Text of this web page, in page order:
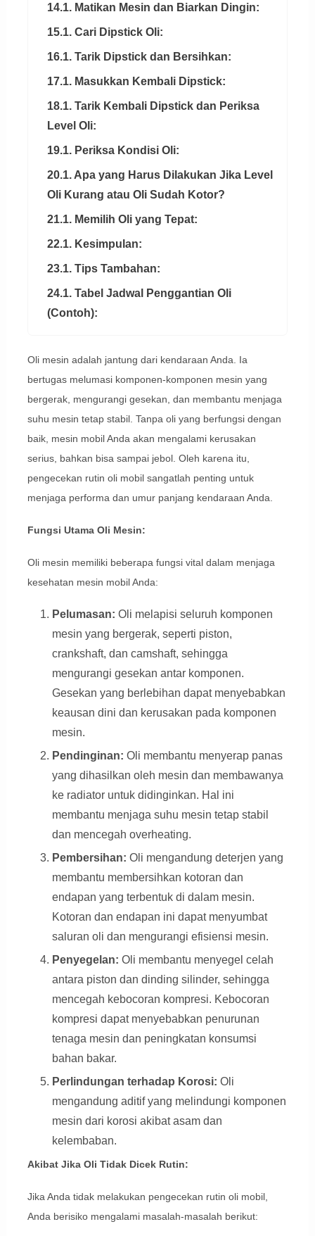
14.1. Matikan Mesin dan Biarkan Dingin:
15.1. Cari Dipstick Oli:
16.1. Tarik Dipstick dan Bersihkan:
17.1. Masukkan Kembali Dipstick:
18.1. Tarik Kembali Dipstick dan Periksa
Level Oli:
19.1. Periksa Kondisi Oli:
20.1. Apa yang Harus Dilakukan Jika Level
Oli Kurang atau Oli Sudah Kotor?
21.1. Memilih Oli yang Tepat:
22.1. Kesimpulan:
23.1. Tips Tambahan:
24.1. Tabel Jadwal Penggantian Oli
(Contoh):
Oli mesin adalah jantung dari kendaraan Anda. Ia
bertugas melumasi komponen-komponen mesin yang
bergerak, mengurangi gesekan, dan membantu menjaga
suhu mesin tetap stabil. Tanpa oli yang berfungsi dengan
baik, mesin mobil Anda akan mengalami kerusakan
serius, bahkan bisa sampai jebol. Oleh karena itu,
pengecekan rutin oli mobil sangatlah penting untuk
menjaga performa dan umur panjang kendaraan Anda.
Fungsi Utama Oli Mesin:
Oli mesin memiliki beberapa fungsi vital dalam menjaga
kesehatan mesin mobil Anda:
Pelumasan: Oli melapisi seluruh komponen
mesin yang bergerak, seperti piston,
crankshaft, dan camshaft, sehingga
mengurangi gesekan antar komponen.
Gesekan yang berlebihan dapat menyebabkan
keausan dini dan kerusakan pada komponen
mesin.
Pendinginan: Oli membantu menyerap panas
yang dihasilkan oleh mesin dan membawanya
ke radiator untuk didinginkan. Hal ini
membantu menjaga suhu mesin tetap stabil
dan mencegah overheating.
Pembersihan: Oli mengandung deterjen yang
membantu membersihkan kotoran dan
endapan yang terbentuk di dalam mesin.
Kotoran dan endapan ini dapat menyumbat
saluran oli dan mengurangi efisiensi mesin.
Penyegelan: Oli membantu menyegel celah
antara piston dan dinding silinder, sehingga
mencegah kebocoran kompresi. Kebocoran
kompresi dapat menyebabkan penurunan
tenaga mesin dan peningkatan konsumsi
bahan bakar.
Perlindungan terhadap Korosi: Oli
mengandung aditif yang melindungi komponen
mesin dari korosi akibat asam dan
kelembaban.
Akibat Jika Oli Tidak Dicek Rutin:
Jika Anda tidak melakukan pengecekan rutin oli mobil,
Anda berisiko mengalami masalah-masalah berikut: